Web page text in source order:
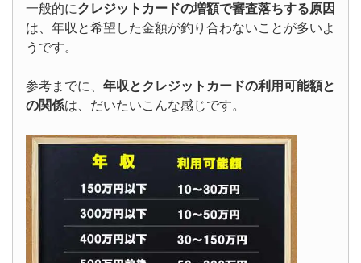
一般的にクレジットカードの増額で審査落ちする原因
は、年収と希望した金額が釣り合わないことが多いよ
うです。
参考までに、 年収とクレジットカードの利用可能額と
の関係は、だいたいこんな感じです。